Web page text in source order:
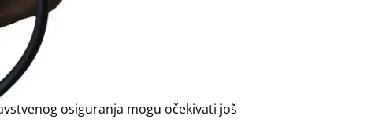
osiguranja mogu očekivati još